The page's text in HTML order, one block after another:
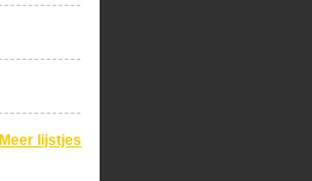
Meer lijstjes